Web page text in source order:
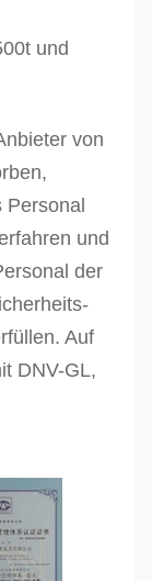
und
von
und
der
Auf
DNV-GL,